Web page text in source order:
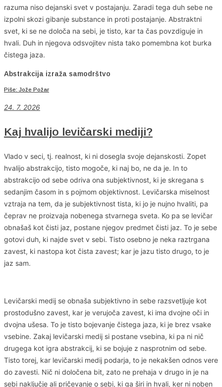
razuma niso dejanski svet v postajanju. Zaradi tega duh sebe ne
izpolni skozi gibanje substance in proti postajanje. Abstraktni
svet, ki se ne določa na sebi, je tisto, kar ta čas povzdiguje in
hvali. Duh in njegova odsvojitev nista tako pomembna kot burka
čistega jaza.
Abstrakcija izraža samodrštvo
Piše: Jože Požar
24. 7. 2026
Kaj hvalijo levičarski mediji?
Vlado v seci, tj. realnost, ki ni dosegla svoje dejanskosti. Zopet
hvalijo abstrakcijo, tisto mogoče, ki naj bo, ne da je. In to
abstrakcijo od sebe odriva ona subjektivnost, ki je skregana s
sedanjim časom in s pojmom objektivnost. Levičarska miselnost
vztraja na tem, da je subjektivnost tista, ki jo je nujno hvaliti, pa
čeprav ne proizvaja nobenega stvarnega sveta. Ko pa se levičar
obnašaš kot čisti jaz, postane njegov predmet čisti jaz. To je sebe
gotovi duh, ki najde svet v sebi. Tisto osebno je neka raztrgana
zavest, ki nastopa kot čista zavest; kar je jazu tisto drugo, to je
jaz sam.
Levičarski medij se obnaša subjektivno in sebe razsvetljuje kot
prostodušno zavest, kar je verujoča zavest, ki ima dvojne oči in
dvojna ušesa. To je tisto bojevanje čistega jaza, ki je brez vsake
vsebine. Zakaj levičarski medij si postane vsebina, ki pa ni nič
drugega kot igra abstrakcij, ki se bojuje z nasprotnim od sebe.
Tisto torej, kar levičarski medij podarja, to je nekakšen odnos vere
do zavesti. Nič ni določena bit, zato ne prehaja v drugo in je na
sebi naključje ali pričevanje o sebi, ki ga širi in hvali, ker ni noben